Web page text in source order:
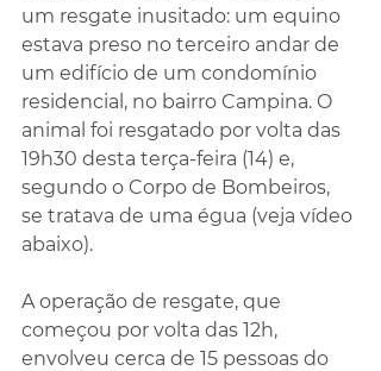
um resgate inusitado: um equino
estava preso no terceiro andar de
um edifício de um condomínio
residencial, no bairro Campina. O
animal foi resgatado por volta das
19h30 desta terça-feira (14) e,
segundo o Corpo de Bombeiros,
se tratava de uma égua (veja vídeo
abaixo).
A operação de resgate, que
começou por volta das 12h,
envolveu cerca de 15 pessoas do